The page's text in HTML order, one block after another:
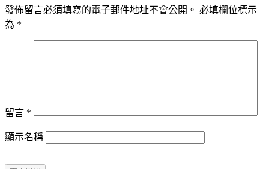
發佈留言必須填寫的電子郵件地址不會公開。 必填欄位標示
為 *
留言 *
顯示名稱